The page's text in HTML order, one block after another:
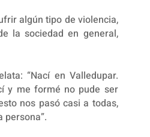
algún tipo de violencia,
la sociedad en general,
“Nací en Valledupar.
y me formé no pude ser
nos pasó casi a todas,